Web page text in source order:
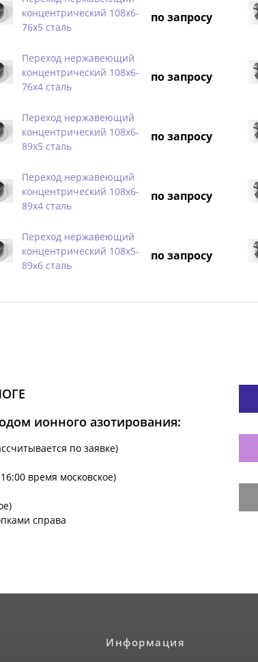
концентрический 108х6-
76х5 сталь
по запросу
Переход нержавеющий
концентрический 108х6-
76х4 сталь
по запросу
Переход нержавеющий
концентрический 108х6-
89х5 сталь
по запросу
Переход нержавеющий
концентрический 108х6-
89х4 сталь
по запросу
Переход нержавеющий
концентрический 108х5-
89х6 сталь
по запросу
ионного азотирования:
по заявке)
время московское)
справа
Информация